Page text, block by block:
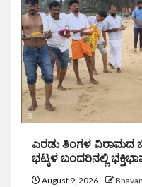
ಎರಡು ತಿಂಗಳ ವಿರಾಮದ
ಭಟ್ಕಳ ಬಂದರಿನಲ್ಲಿ
August 9, 2026